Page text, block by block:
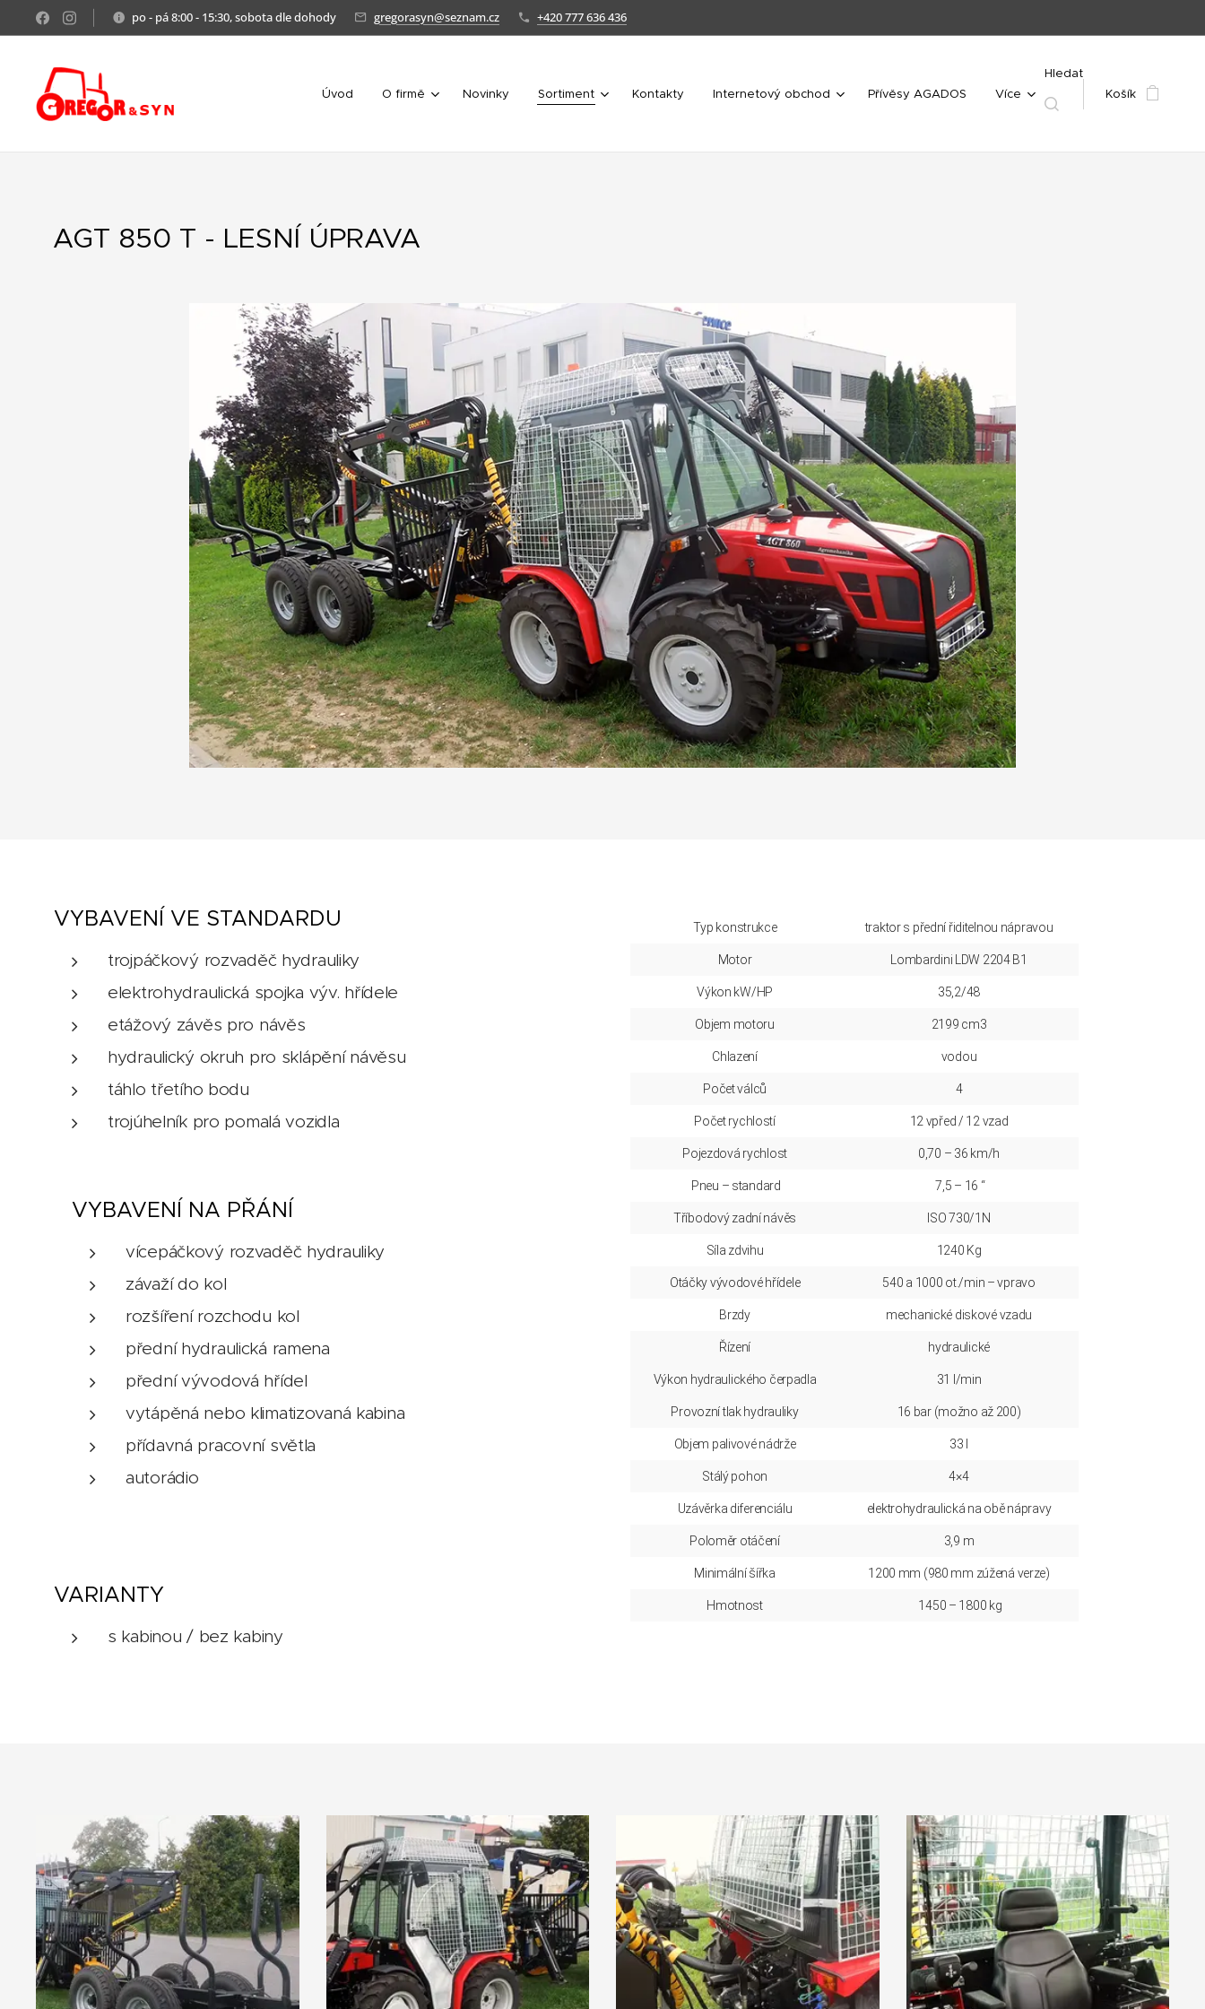
po - pá 8:00 - 15:30, sobota dle dohody gregorasyn@seznam.cz +420 777 636 436
Úvod O firmě Novinky Sortiment Kontakty Internetový obchod Přívěsy AGADOS Více
Hledat
Košík
AGT 850 T - LESNÍ ÚPRAVA
VYBAVENÍ VE STANDARDU
trojpáčkový rozvaděč hydrauliky
elektrohydraulická spojka výv. hřídele
etážový závěs pro návěs
hydraulický okruh pro sklápění návěsu
táhlo třetího bodu
trojúhelník pro pomalá vozidla
VYBAVENÍ NA PŘÁNÍ
vícepáčkový rozvaděč hydrauliky
závaží do kol
rozšíření rozchodu kol
přední hydraulická ramena
přední vývodová hřídel
vytápěná nebo klimatizovaná kabina
přídavná pracovní světla
autorádio
VARIANTY
s kabinou / bez kabiny
Typ konstrukce traktor s přední řiditelnou nápravou
Motor Lombardini LDW 2204 B1
Výkon kW/HP 35,2/48
Objem motoru 2199 cm3
Chlazení vodou
Počet válců 4
Počet rychlostí 12 vpřed / 12 vzad
Pojezdová rychlost 0,70 – 36 km/h
Pneu – standard 7,5 – 16 “
Tříbodový zadní návěs ISO 730/1N
Síla zdvihu 1240 Kg
Otáčky vývodové hřídele 540 a 1000 ot./min – vpravo
Brzdy mechanické diskové vzadu
Řízení hydraulické
Výkon hydraulického čerpadla 31 l/min
Provozní tlak hydrauliky 16 bar (možno až 200)
Objem palivové nádrže 33 l
Stálý pohon 4×4
Uzávěrka diferenciálu elektrohydraulická na obě nápravy
Poloměr otáčení 3,9 m
Minimální šířka 1200 mm (980 mm zúžená verze)
Hmotnost 1450 – 1800 kg